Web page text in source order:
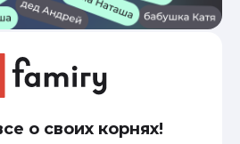
о своих корнях!